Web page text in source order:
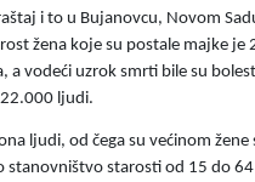
i to u Bujanovcu, Novom
žena koje su postale majke
a vodeći uzrok smrti bile su
ljudi.
ljudi, od čega su većinom
starosti od 15 do